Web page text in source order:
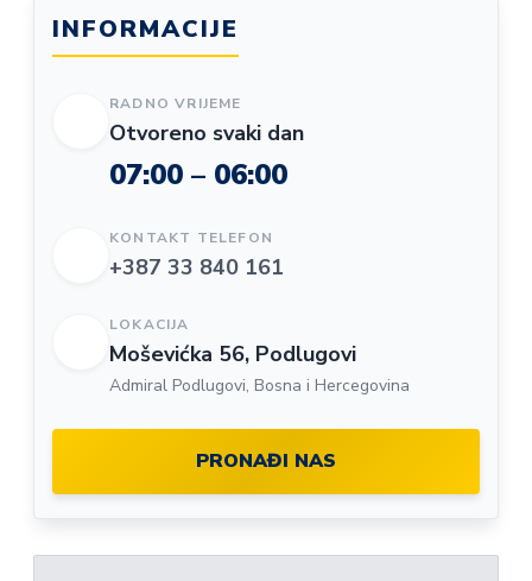
INFORMACIJE
RADNO VRIJEME
Otvoreno svaki dan
07:00 – 06:00
KONTAKT TELEFON
+387 33 840 161
LOKACIJA
Moševićka 56, Podlugovi
Admiral Podlugovi, Bosna i Hercegovina
PRONAĐI NAS